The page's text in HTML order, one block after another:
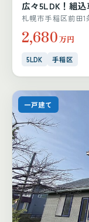
広々5LDK！組
札幌市手稲区前田1
2,680万円
5LDK 手稲区
一戸建て